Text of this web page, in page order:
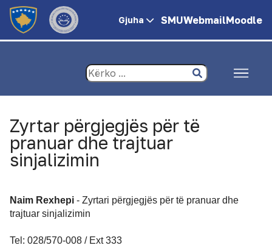
Gjuha SMUWebmailMoodle
Zyrtar përgjegjës për të
pranuar dhe trajtuar
sinjalizimin
Naim Rexhepi - Zyrtari përgjegjës për të pranuar dhe
trajtuar sinjalizimin
Tel: 028/570-008 / Ext 333